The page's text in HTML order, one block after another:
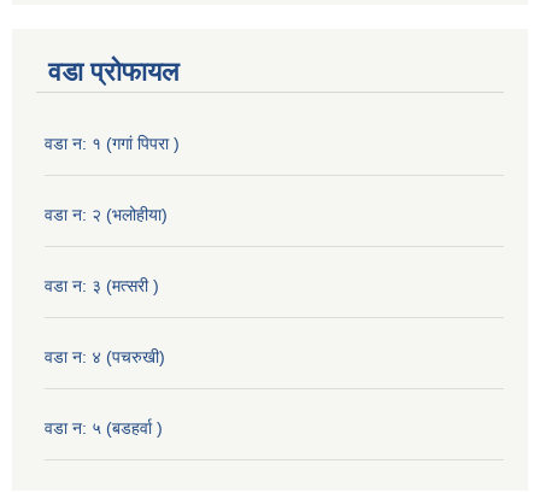
वडा प्रोफायल
वडा न: १ (गगां पिपरा )
वडा न: २ (भलोहीया)
वडा न: ३ (मत्सरी )
वडा न: ४ (पचरुखी)
वडा न: ५ (बडहर्वा )